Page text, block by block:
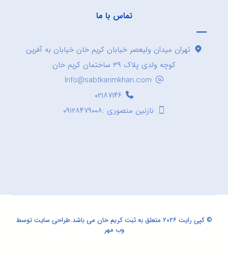
تماس با ما
تهران میدان ولیعصر خیابان کریم خان خیابان به آفرین
کوچه ولدی پلاک ۳۹ ساختمان کریم خان
Info@sabtkarimkhan.com
۰۲۱۸۷۱۴۶
نازنین منصوری :۰۹۱۲۸۴۷۹۰۰۸
© کپی رایت ۲۰۲۶ متعلق به ثبت کریم خان می باشد. طراحی سایتتوسط
وب مهر